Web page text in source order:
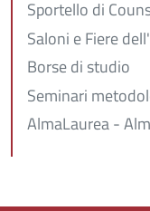
Sportello di
Saloni e Fiere
Borse di studio
Seminari
AlmaLaurea -